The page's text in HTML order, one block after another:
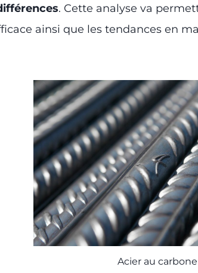
. Cette analyse va
ainsi que les tendances en
Acier au carbone